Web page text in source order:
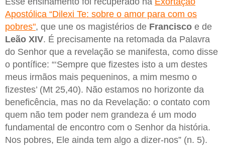
Apostólica “Dilexi Te: sobre o amor para com os
pobres", que une os magistérios de Francisco e de
Leão XIV. É precisamente na retomada da Palavra
do Senhor que a revelação se manifesta, como disse
o pontífice: “‘Sempre que fizestes isto a um destes
meus irmãos mais pequeninos, a mim mesmo o
fizestes’ (Mt 25,40). Não estamos no horizonte da
beneficência, mas no da Revelação: o contato com
quem não tem poder nem grandeza é um modo
fundamental de encontro com o Senhor da história.
Nos pobres, Ele ainda tem algo a dizer-nos” (n. 5).